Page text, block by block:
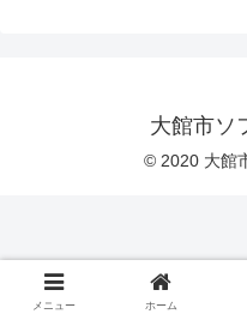
大館市ソ
© 2020 大館
メニュー ホーム